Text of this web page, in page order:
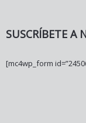
SUSCRÍBETE A
[mc4wp_form